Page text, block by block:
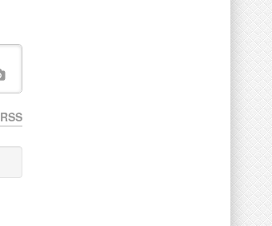
RSS